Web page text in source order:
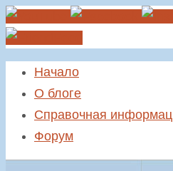
Начало
О блоге
Справочная
Форум